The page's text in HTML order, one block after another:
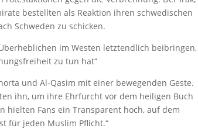
bestellten als Reaktion ihren schwedischen
Schweden zu schicken.
im Westen letztendlich beibringen,
zu tun hat“
und Al-Qasim mit einer bewegenden Geste.
ihn, um ihre Ehrfurcht vor dem heiligen Buch
hielten Fans ein Transparent hoch, auf dem
für jeden Muslim Pflicht.“